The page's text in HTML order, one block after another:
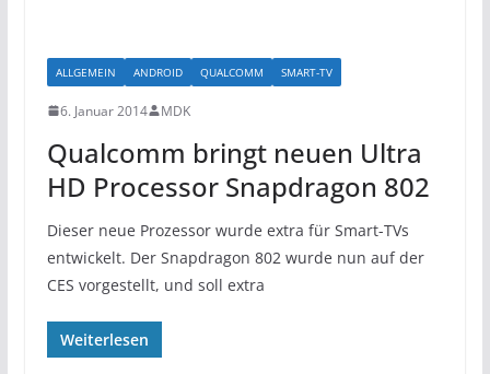
ALLGEMEIN ANDROID QUALCOMM SMART-TV
6. Januar 2014 MDK
Qualcomm bringt neuen Ultra
HD Processor Snapdragon 802
Dieser neue Prozessor wurde extra für Smart-TVs
entwickelt. Der Snapdragon 802 wurde nun auf der
CES vorgestellt, und soll extra
Weiterlesen